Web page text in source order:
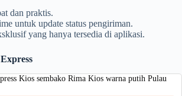
dan praktis.
untuk update status pengiriman.
yang hanya tersedia di aplikasi.
Kios sembako Rima Kios warna putih Pulau